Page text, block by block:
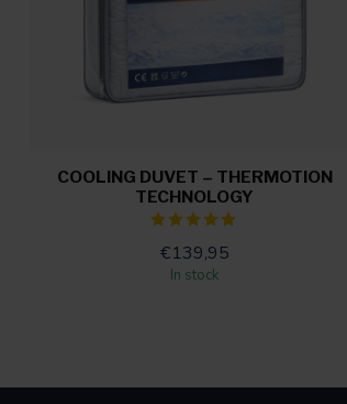
COOLING DUVET – THERMOTION
TECHNOLOGY
€139,95
In stock